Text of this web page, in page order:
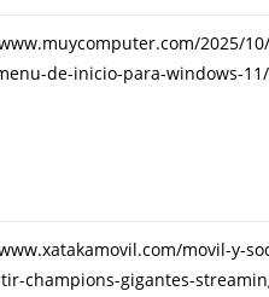
2025/
de-inicio-para-windows-11/
movil-y-
champions-gigantes-